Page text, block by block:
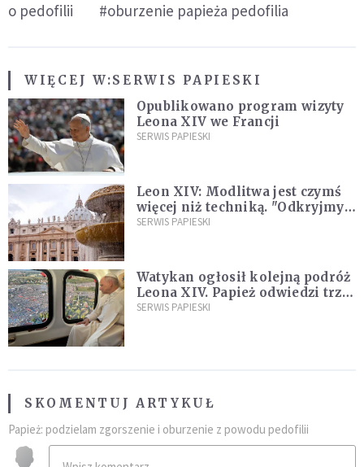
o pedofilii
#oburzenie papieża pedofilia
WIĘCEJ W:SERWIS PAPIESKI
Opublikowano program wizyty
Leona XIV we Francji
SERWIS PAPIESKI
Leon XIV: Modlitwa jest czymś
więcej niż techniką. "Odkryjmy
ją na nowo"
SERWIS PAPIESKI
Watykan ogłosił kolejną podróż
Leona XIV. Papież odwiedzi trzy
kraje Ameryki Południowej
SERWIS PAPIESKI
SKOMENTUJ ARTYKUŁ
Papież: podzielam zgorszenie i oburzenie z powodu pedofilii